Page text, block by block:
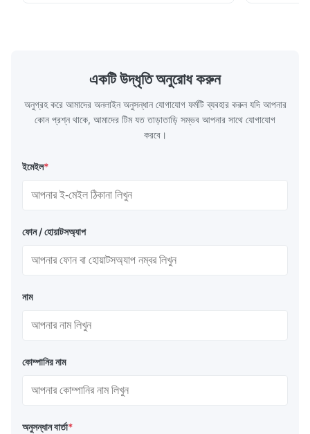
একটি উদ্ধৃতি অনুরোধ করুন
অনুগ্রহ করে আমাদের অনলাইন অনুসন্ধান যোগাযোগ ফর্মটি ব্যবহার করুন যদি আপনার
কোন প্রশ্ন থাকে, আমাদের টিম যত তাড়াতাড়ি সম্ভব আপনার সাথে যোগাযোগ
করবে।
ইমেইল*
ফোন / হোয়াটসঅ্যাপ
নাম
কোম্পানির নাম
অনুসন্ধান বার্তা*